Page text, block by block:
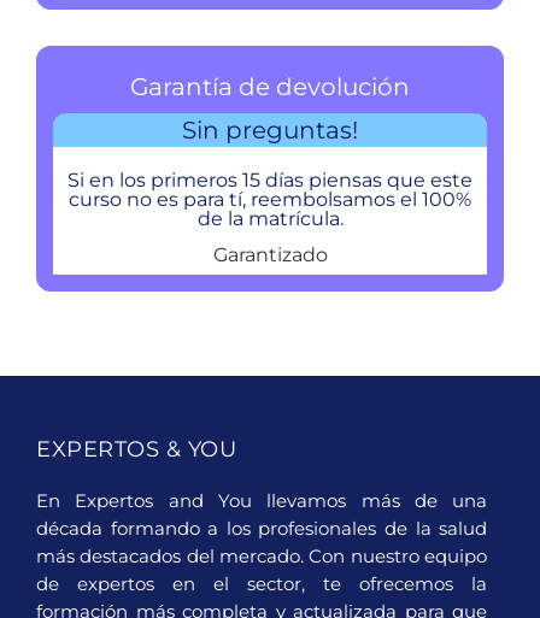
Garantía de devolución
Sin preguntas!
Si en los primeros 15 días piensas que este
curso no es para tí, reembolsamos el 100%
de la matrícula.
Garantizado
EXPERTOS & YOU
En Expertos and You llevamos más de una
década formando a los profesionales de la salud
más destacados del mercado. Con nuestro equipo
de expertos en el sector, te ofrecemos la
formación más completa y actualizada para que